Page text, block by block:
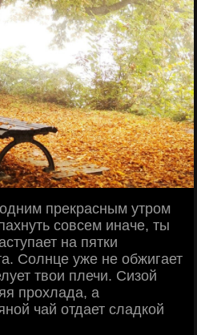
прекрасным утром
совсем иначе, ты
на пятки
Солнце уже не обжигает
твои плечи. Сизой
прохлада, а
чай отдает сладкой